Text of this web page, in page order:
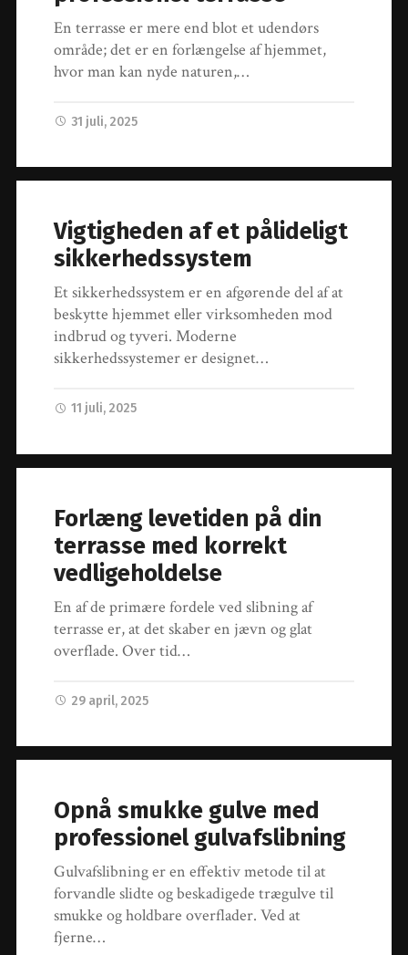
En terrasse er mere end blot et udendørs
område; det er en forlængelse af hjemmet,
hvor man kan nyde naturen,…
31 juli, 2025
Vigtigheden af et pålideligt
sikkerhedssystem
Et sikkerhedssystem er en afgørende del af at
beskytte hjemmet eller virksomheden mod
indbrud og tyveri. Moderne
sikkerhedssystemer er designet…
11 juli, 2025
Forlæng levetiden på din
terrasse med korrekt
vedligeholdelse
En af de primære fordele ved slibning af
terrasse er, at det skaber en jævn og glat
overflade. Over tid…
29 april, 2025
Opnå smukke gulve med
professionel gulvafslibning
Gulvafslibning er en effektiv metode til at
forvandle slidte og beskadigede trægulve til
smukke og holdbare overflader. Ved at
fjerne…